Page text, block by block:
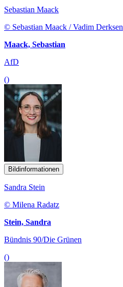
Sebastian Maack
© Sebastian Maack / Vadim Derksen
Maack, Sebastian
AfD
()
Bildinformationen
Sandra Stein
© Milena Radatz
Stein, Sandra
Bündnis 90/Die Grünen
()